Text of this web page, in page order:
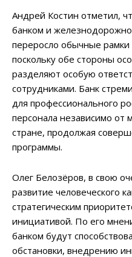
Андрей Костин отметил,
банком и
переросло обычные рамки
поскольку обе стороны
разделяют особую
сотрудниками. Банк
для профессионального
персонала независимо от
стране, продолжая
программы.
Олег Белозёров, в свою
развитие человеческого
стратегическим
инициативой. По его
банком будут
обстановки, внедрению